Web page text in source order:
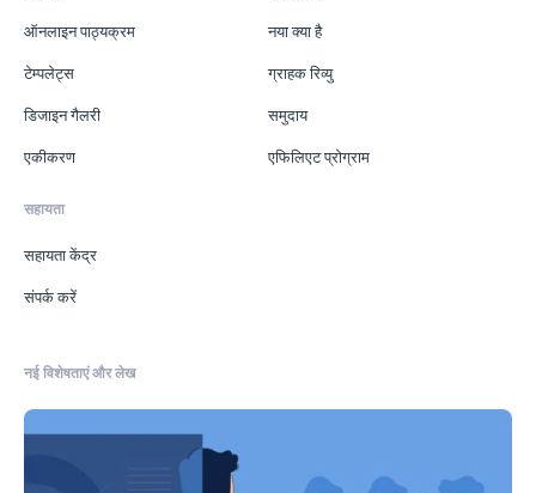
ऑनलाइन पाठ्यक्रम
टेम्पलेट्स
डिजाइन गैलरी
एकीकरण
नया क्या है
ग्राहक रिव्यु
समुदाय
एफिलिएट प्रोग्राम
सहायता
सहायता केंद्र
संपर्क करें
नई विशेषताएं और लेख